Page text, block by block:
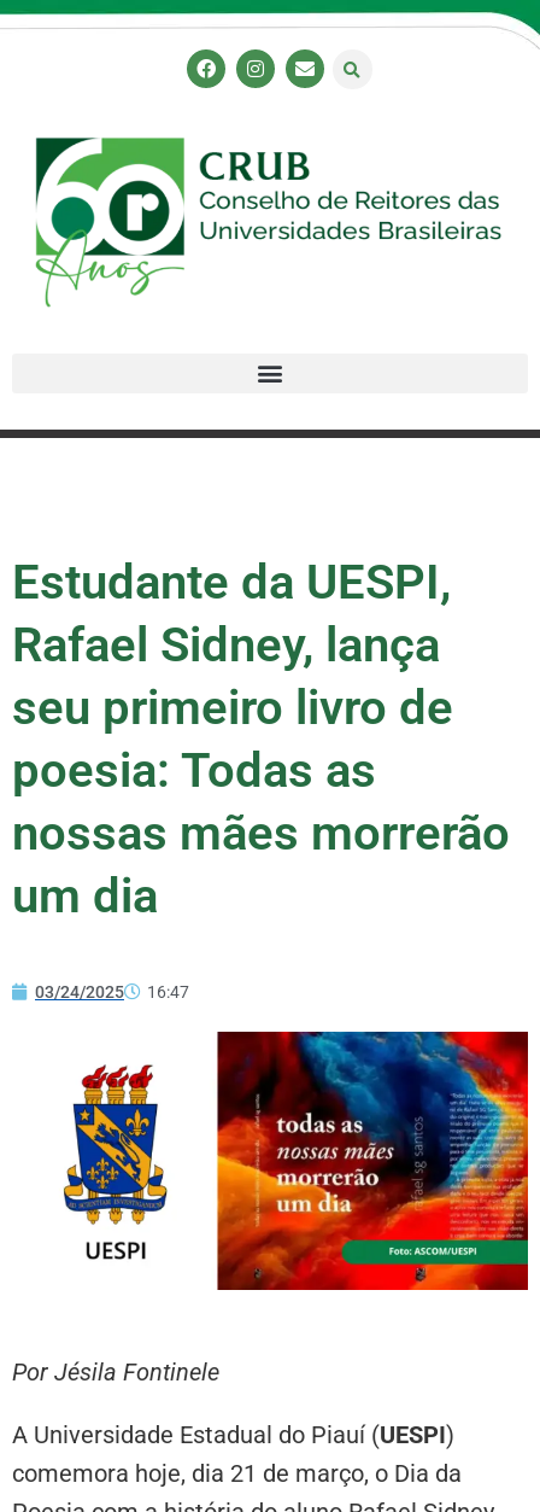
Estudante da UESPI,
Rafael Sidney, lança
seu primeiro livro de
poesia: Todas as
nossas mães morrerão
um dia
03/24/2025 16:47
Por Jésila Fontinele
A Universidade Estadual do Piauí (UESPI)
comemora hoje, dia 21 de março, o Dia da